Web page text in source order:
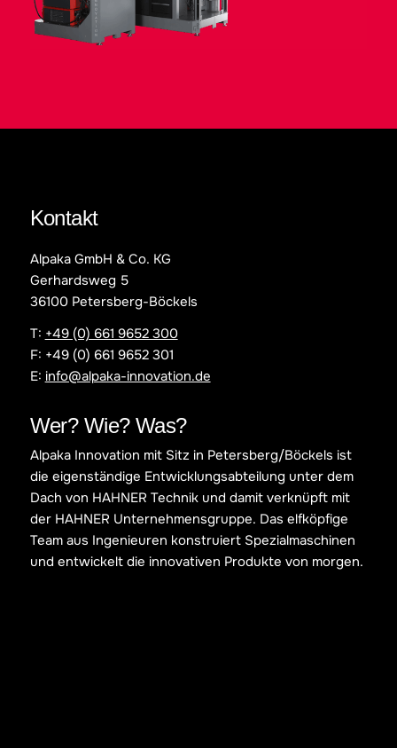
Kontakt
Alpaka GmbH & Co. KG
Gerhardsweg 5
36100 Petersberg-Böckels
T: +49 (0) 661 9652 300
F: +49 (0) 661 9652 301
E: info@alpaka-innovation.de
Wer? Wie? Was?
Alpaka Innovation mit Sitz in Petersberg/Böckels ist
die eigenständige Entwicklungsabteilung unter dem
Dach von HAHNER Technik und damit verknüpft mit
der HAHNER Unternehmensgruppe. Das elfköpfige
Team aus Ingenieuren konstruiert Spezialmaschinen
und entwickelt die innovativen Produkte von morgen.